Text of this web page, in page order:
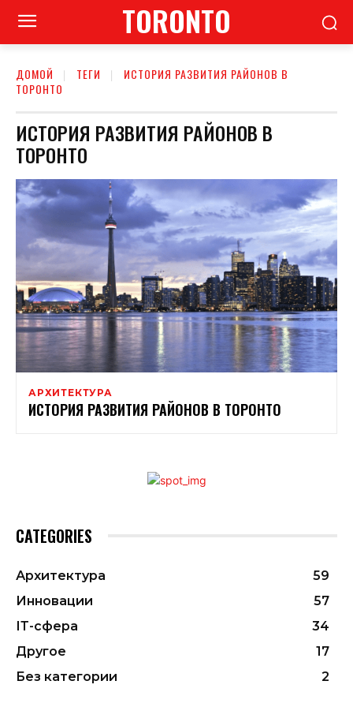
TORONTO
ДОМОЙ ТЕГИ
ИСТОРИЯ РАЗВИТИЯ РАЙОНОВ В
ТОРОНТО
ИСТОРИЯ РАЗВИТИЯ РАЙОНОВ В
ТОРОНТО
АРХИТЕКТУРА
ИСТОРИЯ РАЗВИТИЯ РАЙОНОВ В ТОРОНТО
CATEGORIES
Архитектура
59
Инновации
57
ІТ-сфера
34
Другое
17
Без категории
2